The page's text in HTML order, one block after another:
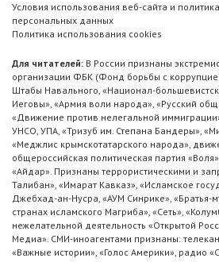
Условия использования веб-сайта и
персональных данных
Политика использования cookies
Для читателей: В России признаны
организации ФБК (Фонд борьбы с
Штабы Навального, «Национал-
Иеговы», «Армия воли народа», «Русский
«Движение против нелегальной
УНСО, УПА, «Тризуб им. Степана Бандеры»,
«Меджлис крымскотатарского народа»,
общероссийская политическая партия
«Айдар». Признаны террористическими и
Талибан», «Имарат Кавказ», «Исламское
Джебхад-ан-Нусра, «АУМ Синрике», «Братья-
странах исламского Магриба», «Сеть»,
нежелательной деятельность «Открытой
Медиа». СМИ-иноагентами признаны:
«Важные истории», «Голос Америки», радио